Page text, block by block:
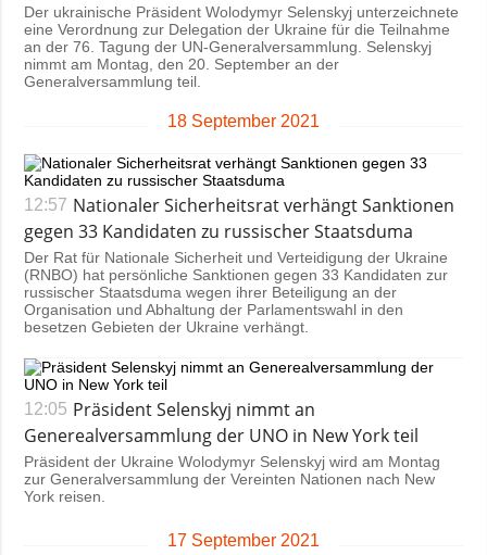
Der ukrainische Präsident Wolodymyr Selenskyj unterzeichnete
eine Verordnung zur Delegation der Ukraine für die Teilnahme
an der 76. Tagung der UN-Generalversammlung. Selenskyj
nimmt am Montag, den 20. September an der
Generalversammlung teil.
18 September 2021
12:57 Nationaler Sicherheitsrat verhängt Sanktionen
gegen 33 Kandidaten zu russischer Staatsduma
Der Rat für Nationale Sicherheit und Verteidigung der Ukraine
(RNBO) hat persönliche Sanktionen gegen 33 Kandidaten zur
russischer Staatsduma wegen ihrer Beteiligung an der
Organisation und Abhaltung der Parlamentswahl in den
besetzen Gebieten der Ukraine verhängt.
12:05 Präsident Selenskyj nimmt an
Generealversammlung der UNO in New York teil
Präsident der Ukraine Wolodymyr Selenskyj wird am Montag
zur Generalversammlung der Vereinten Nationen nach New
York reisen.
17 September 2021